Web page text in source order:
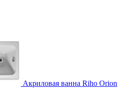
Акриловая ванна Riho Orion